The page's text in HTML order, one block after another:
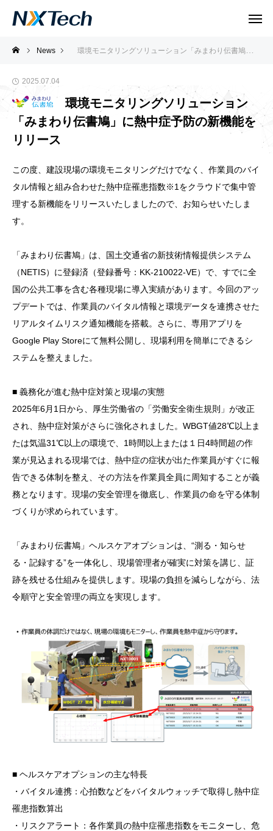
News 環境モニタリングソリューション「みまわり伝書鳩」に熱中症予防の新機能をリリース
2025.07.04
環境モニタリングソリューション
「みまわり伝書鳩」に熱中症予防の新機能を
リリース
この度、建設現場の環境モニタリングだけでなく、作業員のバイ
タル情報と組み合わせた熱中症罹患指数※1をクラウドで集中管
理する新機能をリリースいたしましたので、お知らせいたしま
す。
「みまわり伝書鳩」は、国土交通省の新技術情報提供システム
（NETIS）に登録済（登録番号：KK-210022-VE）で、すでに全
国の公共工事を含む各種現場に導入実績があります。今回のアッ
プデートでは、作業員のバイタル情報と環境データを連携させた
リアルタイムリスク通知機能を搭載。さらに、専用アプリを
Google Play Storeにて無料公開し、現場利用を簡単にできるシ
ステムを整えました。
■ 義務化が進む熱中症対策と現場の実態
2025年6月1日から、厚生労働省の「労働安全衛生規則」が改正
され、熱中症対策がさらに強化されました。WBGT値28℃以上ま
たは気温31℃以上の環境で、1時間以上または１日4時間超の作
業が見込まれる現場では、熱中症の症状が出た作業員がすぐに報
告できる体制を整え、その方法を作業員全員に周知することが義
務となります。現場の安全管理を徹底し、作業員の命を守る体制
づくりが求められています。
「みまわり伝書鳩」ヘルスケアオプションは、“測る・知らせ
る・記録する”を一体化し、現場管理者が確実に対策を講じ、証
跡を残せる仕組みを提供します。現場の負担を減らしながら、法
令順守と安全管理の両立を実現します。
■ ヘルスケアオプションの主な特長
・バイタル連携：心拍数などをバイタルウォッチで取得し熱中症
罹患指数算出
・リスクアラート：各作業員の熱中症罹患指数をモニターし、危